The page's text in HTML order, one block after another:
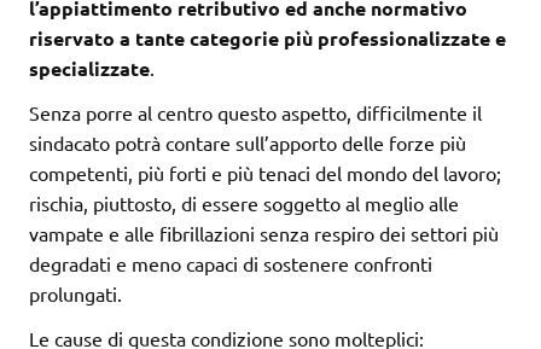
l’appiattimento retributivo ed anche normativo
riservato a tante categorie più professionalizzate e
specializzate.
Senza porre al centro questo aspetto, difficilmente il
sindacato potrà contare sull’apporto delle forze più
competenti, più forti e più tenaci del mondo del lavoro;
rischia, piuttosto, di essere soggetto al meglio alle
vampate e alle fibrillazioni senza respiro dei settori più
degradati e meno capaci di sostenere confronti
prolungati.
Le cause di questa condizione sono molteplici: